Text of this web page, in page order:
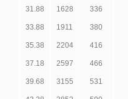
31.88 1628 336
33.88 1911 380
35.38 2204 416
37.18 2597 466
39.68 3155 531